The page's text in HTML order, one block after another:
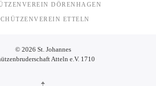
DÖRENHAGEN
ETTELN
© 2026 St. Johannes
Atteln e.V. 1710